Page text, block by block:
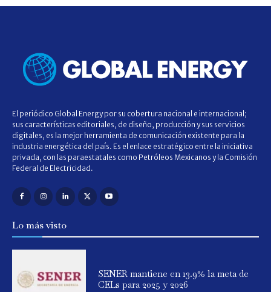
El periódico Global Energy por su cobertura nacional e internacional;
sus características editoriales, de diseño, producción y sus servicios
digitales, es la mejor herramienta de comunicación existente para la
industria energética del país. Es el enlace estratégico entre la iniciativa
privada, con las paraestatales como Petróleos Mexicanos y la Comisión
Federal de Electricidad.
Lo más visto
SENER mantiene en 13.9% la meta de
CELs para 2025 y 2026